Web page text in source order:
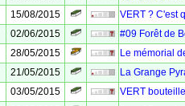
15/08/2015
VERT ? C'est
02/06/2015
#09 Forêt de
28/05/2015
Le mémorial
21/05/2015
La Grange
03/05/2015
VERT